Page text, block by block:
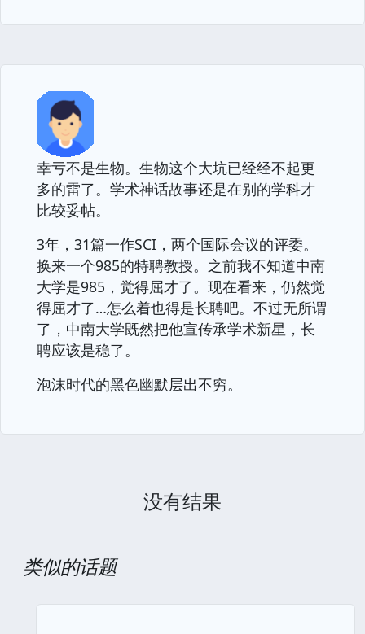
幸亏不是生物。生物这个大坑已经经不起更
多的雷了。学术神话故事还是在别的学科才
比较妥帖。
3年，31篇一作SCI，两个国际会议的评委。
换来一个985的特聘教授。之前我不知道中南
大学是985，觉得屈才了。现在看来，仍然觉
得屈才了…怎么着也得是长聘吧。不过无所谓
了，中南大学既然把他宣传承学术新星，长
聘应该是稳了。
泡沫时代的黑色幽默层出不穷。
没有结果
类似的话题